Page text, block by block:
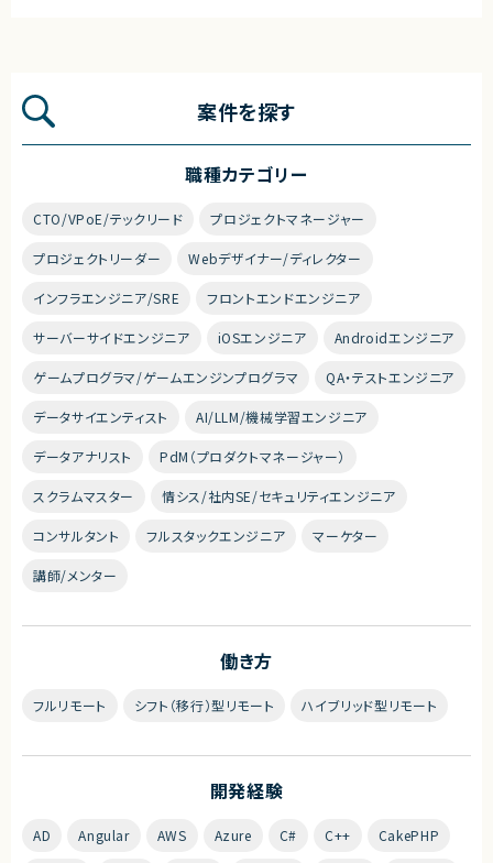
案件を探す
職種カテゴリー
CTO/VPoE/テックリード プロジェクトマネージャー
プロジェクトリーダー Webデザイナー/ディレクター
インフラエンジニア/SRE フロントエンドエンジニア
サーバーサイドエンジニア iOSエンジニア Androidエンジニア
ゲームプログラマ/ゲームエンジンプログラマ QA・テストエンジニア
データサイエンティスト AI/LLM/機械学習エンジニア
データアナリスト PdM（プロダクトマネージャー）
スクラムマスター 情シス/社内SE/セキュリティエンジニア
コンサルタント フルスタックエンジニア マーケター
講師/メンター
働き方
フルリモート シフト（移行）型リモート ハイブリッド型リモート
開発経験
AD Angular AWS Azure C# C++ CakePHP